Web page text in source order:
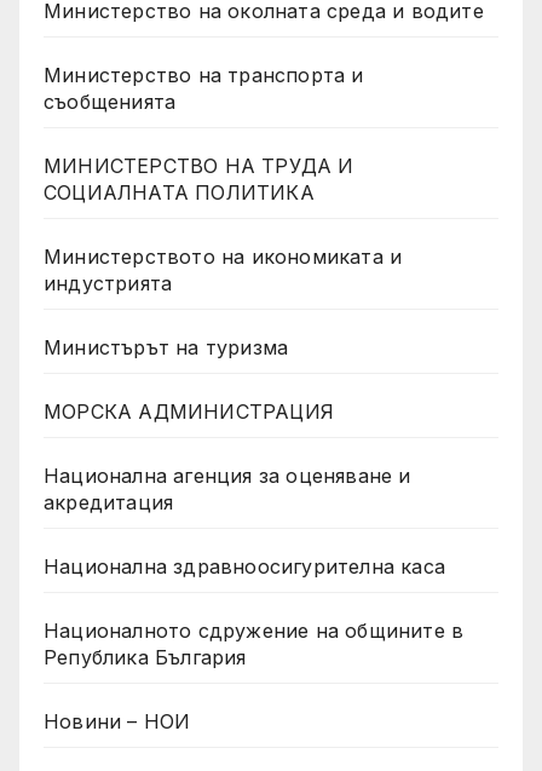
Министерство на околната среда и водите
Министерство на транспорта и
съобщенията
МИНИСТЕРСТВО НА ТРУДА И
СОЦИАЛНАТА ПОЛИТИКА
Министерството на икономиката и
индустрията
Министърът на туризма
МОРСКА АДМИНИСТРАЦИЯ
Национална агенция за оценяване и
акредитация
Национална здравноосигурителна каса
Националното сдружение на общините в
Република България
Новини – НОИ